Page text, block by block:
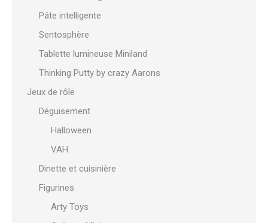
Pâte intelligente
Sentosphère
Tablette lumineuse Miniland
Thinking Putty by crazy Aarons
Jeux de rôle
Déguisement
Halloween
VAH
Dinette et cuisinière
Figurines
Arty Toys